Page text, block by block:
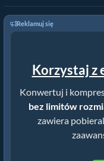
Reklamuj się
Korzystaj z
Konwertuj i
bez limitów
zawiera